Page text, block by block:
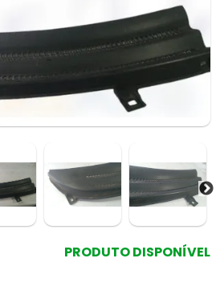
PRODUTO DISPONÍVEL